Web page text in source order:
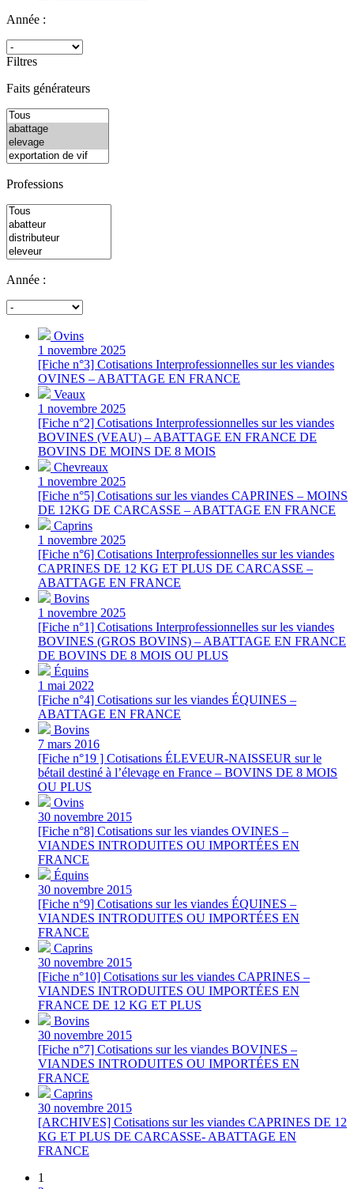
Année :
Filtres
Faits générateurs
Professions
Année :
Ovins
1 novembre 2025
[Fiche n°3] Cotisations Interprofessionnelles sur les viandes
OVINES – ABATTAGE EN FRANCE
Veaux
1 novembre 2025
[Fiche n°2] Cotisations Interprofessionnelles sur les viandes
BOVINES (VEAU) – ABATTAGE EN FRANCE DE
BOVINS DE MOINS DE 8 MOIS
Chevreaux
1 novembre 2025
[Fiche n°5] Cotisations sur les viandes CAPRINES – MOINS
DE 12KG DE CARCASSE – ABATTAGE EN FRANCE
Caprins
1 novembre 2025
[Fiche n°6] Cotisations Interprofessionnelles sur les viandes
CAPRINES DE 12 KG ET PLUS DE CARCASSE –
ABATTAGE EN FRANCE
Bovins
1 novembre 2025
[Fiche n°1] Cotisations Interprofessionnelles sur les viandes
BOVINES (GROS BOVINS) – ABATTAGE EN FRANCE
DE BOVINS DE 8 MOIS OU PLUS
Équins
1 mai 2022
[Fiche n°4] Cotisations sur les viandes ÉQUINES –
ABATTAGE EN FRANCE
Bovins
7 mars 2016
[Fiche n°19 ] Cotisations ÉLEVEUR-NAISSEUR sur le
bétail destiné à l’élevage en France – BOVINS DE 8 MOIS
OU PLUS
Ovins
30 novembre 2015
[Fiche n°8] Cotisations sur les viandes OVINES –
VIANDES INTRODUITES OU IMPORTÉES EN
FRANCE
Équins
30 novembre 2015
[Fiche n°9] Cotisations sur les viandes ÉQUINES –
VIANDES INTRODUITES OU IMPORTÉES EN
FRANCE
Caprins
30 novembre 2015
[Fiche n°10] Cotisations sur les viandes CAPRINES –
VIANDES INTRODUITES OU IMPORTÉES EN
FRANCE DE 12 KG ET PLUS
Bovins
30 novembre 2015
[Fiche n°7] Cotisations sur les viandes BOVINES –
VIANDES INTRODUITES OU IMPORTÉES EN
FRANCE
Caprins
30 novembre 2015
[ARCHIVES] Cotisations sur les viandes CAPRINES DE 12
KG ET PLUS DE CARCASSE- ABATTAGE EN
FRANCE
1